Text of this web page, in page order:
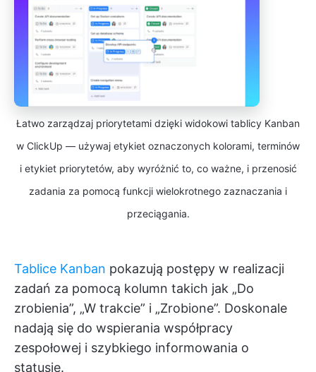
Łatwo zarządzaj priorytetami dzięki widokowi tablicy Kanban
w ClickUp — używaj etykiet oznaczonych kolorami, terminów
i etykiet priorytetów, aby wyróżnić to, co ważne, i przenosić
zadania za pomocą funkcji wielokrotnego zaznaczania i
przeciągania.
Tablice Kanban pokazują postępy w realizacji
zadań za pomocą kolumn takich jak „Do
zrobienia”, „W trakcie” i „Zrobione”. Doskonale
nadają się do wspierania współpracy
zespołowej i szybkiego informowania o
statusie.